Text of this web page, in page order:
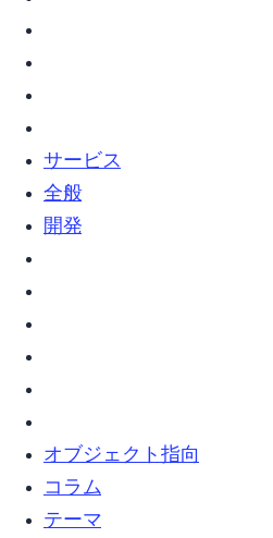
webサービス (2)
web全般 (5)
Web開発 (2)
オブジェクト指向 (5)
コラム (8)
テーマ (4)